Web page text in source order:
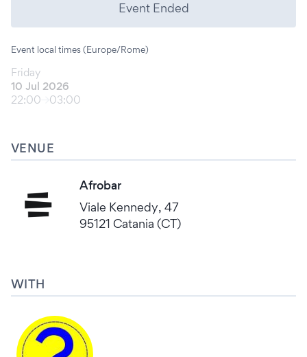
Event Ended
Event local times (Europe/Rome)
Friday
10 Jul 2026
22:00
03:00
VENUE
Afrobar
Viale Kennedy, 47
95121 Catania (CT)
WITH